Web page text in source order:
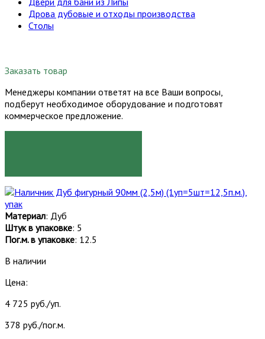
Дрова дубовые и отходы производства
Столы
Заказать товар
Менеджеры компании ответят на все Ваши вопросы,
подберут необходимое оборудование и подготовят
коммерческое предложение.
Материал: Дуб
Штук в упаковке: 5
Пог.м. в упаковке: 12.5
В наличии
Цена:
4 725 руб./уп.
378 руб./пог.м.